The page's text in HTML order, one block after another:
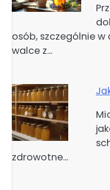
osób, szczególnie
walce z…
zdrowotne…